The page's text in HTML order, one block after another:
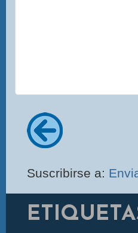
Suscribirse a: